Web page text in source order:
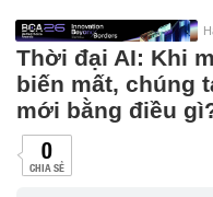
Thời đại AI: Khi
biến mất, chúng
mới bằng điều
0
CHIA SẺ